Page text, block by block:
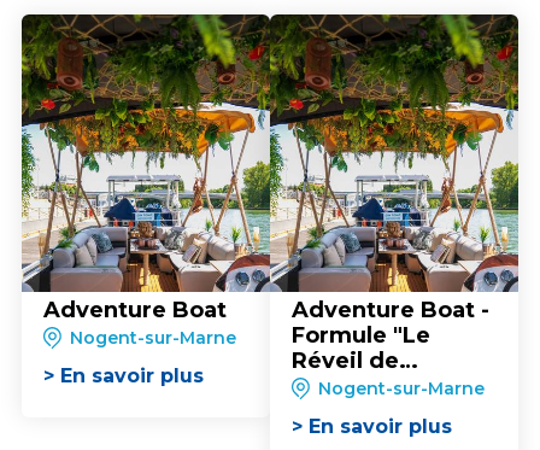
Adventure Boat
Nogent-sur-Marne
> En savoir plus
Adventure Boat -
Formule "Le
Réveil de
l’Aventurier"
Nogent-sur-Marne
> En savoir plus